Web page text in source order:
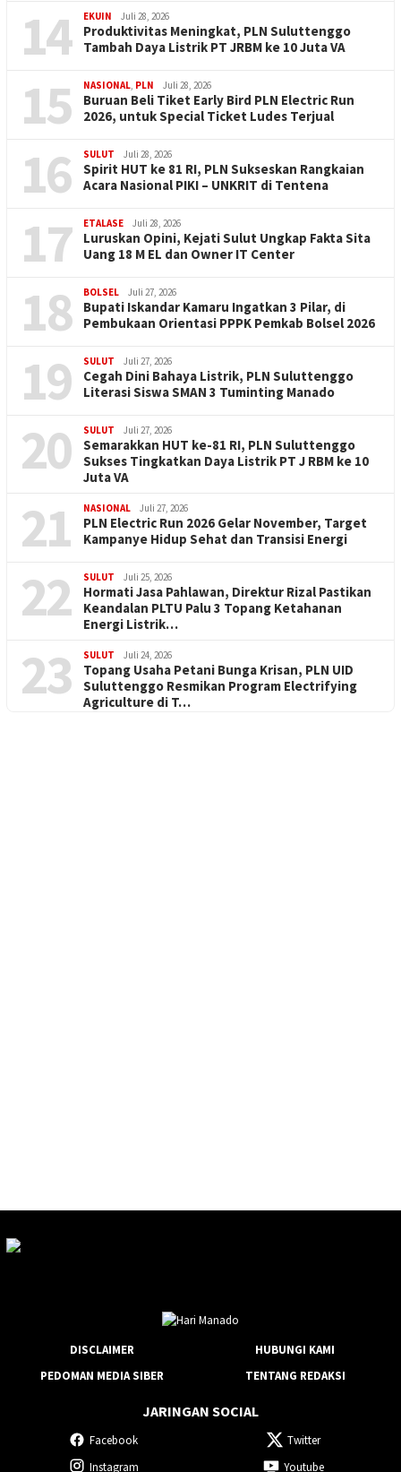
14 EKUIN Juli 28, 2026
Produktivitas Meningkat, PLN Suluttenggo
Tambah Daya Listrik PT JRBM ke 10 Juta VA
15 NASIONAL PLN Juli 28, 2026
Buruan Beli Tiket Early Bird PLN Electric Run
2026, untuk Special Ticket Ludes Terjual
16 SULUT Juli 28, 2026
Spirit HUT ke 81 RI, PLN Sukseskan Rangkaian
Acara Nasional PIKI – UNKRIT di Tentena
17 ETALASE Juli 28, 2026
Luruskan Opini, Kejati Sulut Ungkap Fakta Sita
Uang 18 M EL dan Owner IT Center
18 BOLSEL Juli 27, 2026
Bupati Iskandar Kamaru Ingatkan 3 Pilar, di
Pembukaan Orientasi PPPK Pemkab Bolsel 2026
19 SULUT Juli 27, 2026
Cegah Dini Bahaya Listrik, PLN Suluttenggo
Literasi Siswa SMAN 3 Tuminting Manado
20 SULUT Juli 27, 2026
Semarakkan HUT ke-81 RI, PLN Suluttenggo
Sukses Tingkatkan Daya Listrik PT J RBM ke 10
Juta VA
21 NASIONAL Juli 27, 2026
PLN Electric Run 2026 Gelar November, Target
Kampanye Hidup Sehat dan Transisi Energi
22 SULUT Juli 25, 2026
Hormati Jasa Pahlawan, Direktur Rizal Pastikan
Keandalan PLTU Palu 3 Topang Ketahanan
Energi Listrik…
23 SULUT Juli 24, 2026
Topang Usaha Petani Bunga Krisan, PLN UID
Suluttenggo Resmikan Program Electrifying
Agriculture di T…
DISCLAIMER
HUBUNGI KAMI
PEDOMAN MEDIA SIBER
TENTANG REDAKSI
JARINGAN SOCIAL
Facebook
Twitter
Instagram
Youtube